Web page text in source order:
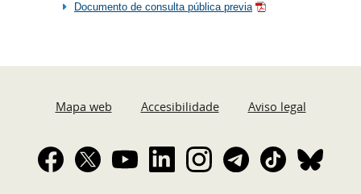
Documento de consulta pública previa
Mapa web Accesibilidade Aviso legal